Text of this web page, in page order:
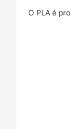
O PLA é